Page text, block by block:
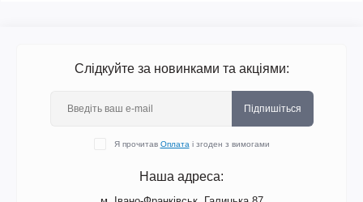
Слідкуйте за новинками та акціями:
Підпишіться
Я прочитав Оплата і згоден з вимогами
Наша адреса: